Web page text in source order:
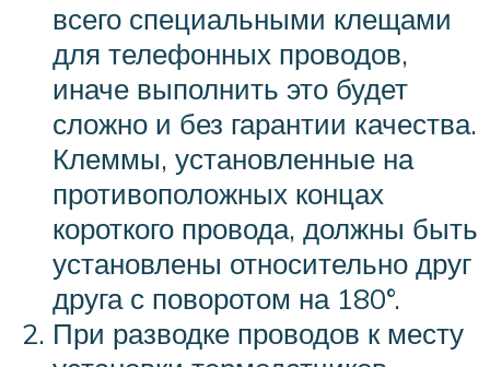
всего специальными клещами
для телефонных проводов,
иначе выполнить это будет
сложно и без гарантии качества.
Клеммы, установленные на
противоположных концах
короткого провода, должны быть
установлены относительно друг
друга с поворотом на 180°.
При разводке проводов к месту